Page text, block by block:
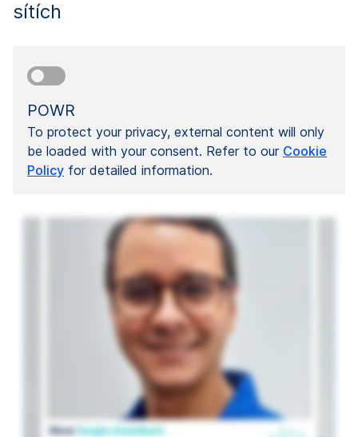
sítích
POWR
To protect your privacy, external content will only
be loaded with your consent. Refer to our Cookie
Policy for detailed information.